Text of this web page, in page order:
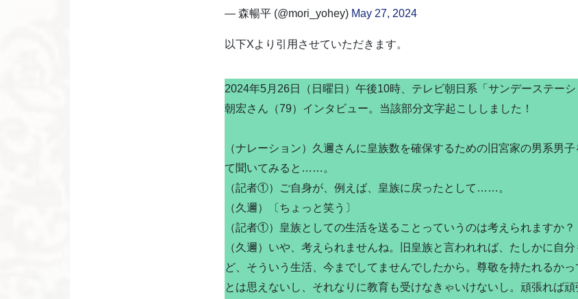
— 森暢平 (@mori_yohey) May 27, 2024
以下Xより引用させていただきます。
2024年5月26日（日曜日）午後10時、テレビ朝日系「サンデーステー
朝宏さん（79）インタビュー。当該部分文字起こししました！
（ナレーション）久邇さんに皇族数を確保するための旧宮家の男系男
て聞いてみると……。
（記者①）ご自身が、例えば、皇族に戻ったとして……。
（久邇）〔ちょっと笑う〕
（記者①）皇族としての生活を送ることっていうのは考えられますか？
（久邇）いや、考えられませんね。旧皇族と言われれば、たしかに自
ど、そういう生活、今までしてませんでしたから。尊敬を持たれるか
とは思えないし、それなりに教育も受けなきゃいけないし。頑張れば